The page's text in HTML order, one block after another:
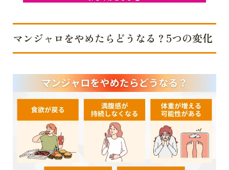
マンジャロをやめたらどうなる？5つの変化